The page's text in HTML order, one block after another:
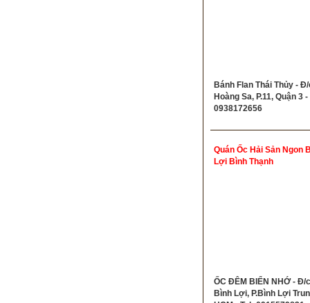
Bánh Flan Thái Thủy -
Hoàng Sa, P.11, Quận 3 -
0938172656
Quán Ốc Hải Sản Ngon
Lợi Bình Thạnh
ỐC ĐÊM BIỂN NHỚ - Đ/
Bình Lợi, P.Bình Lợi